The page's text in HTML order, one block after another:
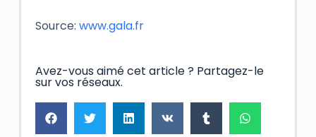
Source: www.gala.fr
Avez-vous aimé cet article ? Partagez-le
sur vos réseaux.